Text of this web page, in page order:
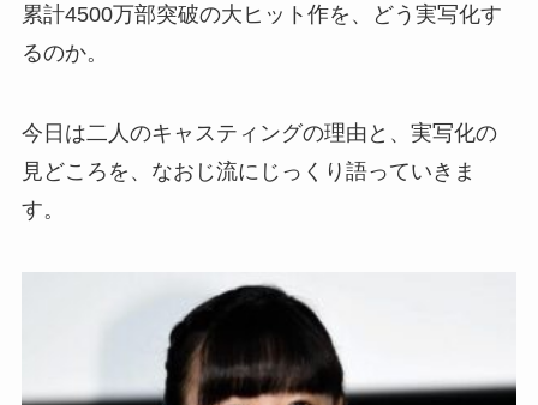
累計4500万部突破の大ヒット作を、どう実写化す
るのか。
今日は二人のキャスティングの理由と、実写化の
見どころを、なおじ流にじっくり語っていきま
す。